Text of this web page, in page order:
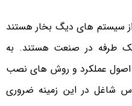
سیستم های دیگ بخار هستند
یک طرفه در صنعت هستند. به
اصول عملکرد و روش های نصب
شاغل در این زمینه ضروری